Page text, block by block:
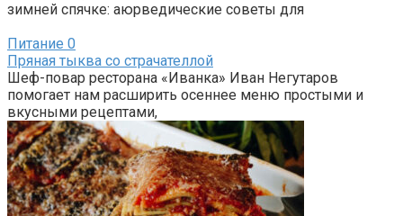
зимней спячке: аюрведические советы для
Питание 0
Пряная тыква со страчателлой
Шеф-повар ресторана «Иванка» Иван Негутаров
помогает нам расширить осеннее меню простыми и
вкусными рецептами,